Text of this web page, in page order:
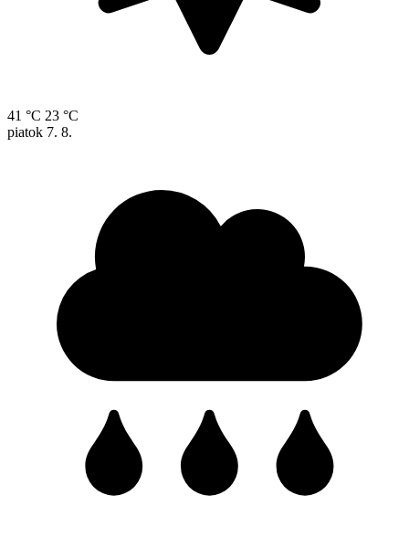
41 °C 23 °C
piatok 7. 8.